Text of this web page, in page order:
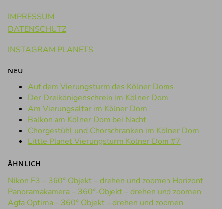
IMPRESSUM
DATENSCHUTZ
INSTAGRAM PLANETS
NEU
Auf dem Vierungsturm des Kölner Doms
Der Dreikönigenschrein im Kölner Dom
Am Vierungsaltar im Kölner Dom
Balkon am Kölner Dom bei Nacht
Chorgestühl und Chorschranken im Kölner Dom
Little Planet Vierungsturm Kölner Dom #7
ÄHNLICH
Nikon F3 – 360° Objekt – drehen und zoomen Horizont
Panoramakamera – 360°-Objekt – drehen und zoomen
Agfa Optima – 360° Objekt – drehen und zoomen